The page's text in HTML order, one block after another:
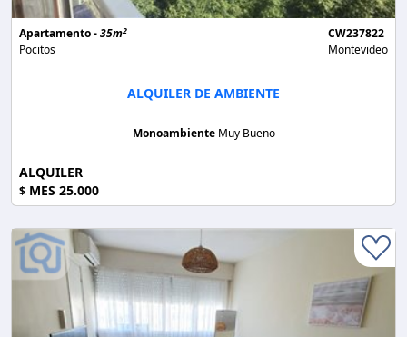
Apartamento -35m2
Pocitos
CW237822
Montevideo
ALQUILER DE AMBIENTE
Monoambiente Muy Bueno
ALQUILER
$ MES 25.000